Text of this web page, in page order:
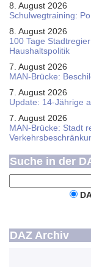
8. August 2026
Schul­weg­trai­ning:
8. August 2026
100 Tage
Haushaltspolitik
7. August 2026
MAN-Brücke:
7. August 2026
Update: 14-Jährige
7. August 2026
MAN-Brücke: Stadt
Suche in der
DAZ Archiv